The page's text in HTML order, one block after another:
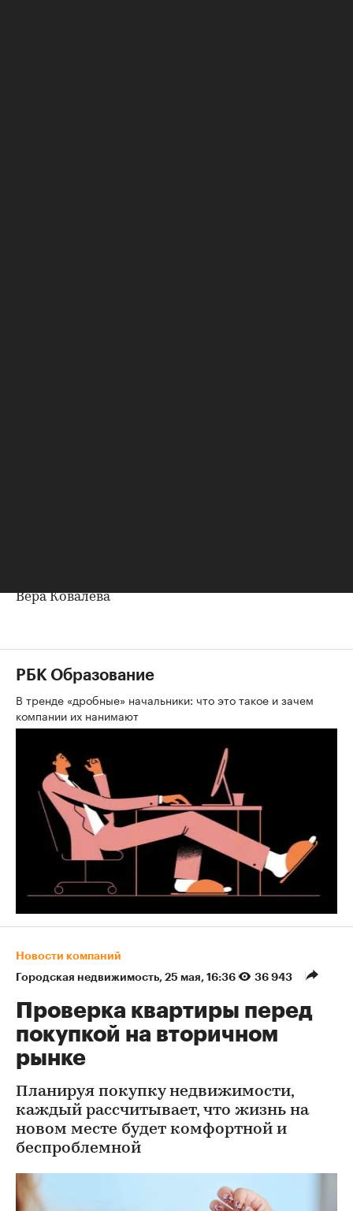
Вера Ковалева
РБК Образование
В тренде «дробные» начальники: что это такое и зачем
компании их нанимают
Новости компаний
Городская недвижимость⁠, 25 мая, 16:36 36 943
Проверка квартиры перед
покупкой на вторичном
рынке
Планируя покупку недвижимости,
каждый рассчитывает, что жизнь на
новом месте будет комфортной и
беспроблемной